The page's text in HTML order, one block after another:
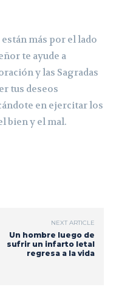
más por el lado
te ayude a
y las Sagradas
tus deseos
en ejercitar los
bien y el mal.
NEXT ARTICLE
Un hombre luego de
sufrir un infarto letal
regresa a la vida